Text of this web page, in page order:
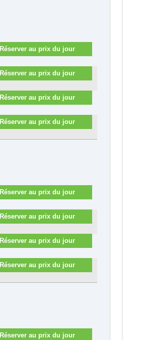
Réserver au prix du jour
Réserver au prix du jour
Réserver au prix du jour
Réserver au prix du jour
Réserver au prix du jour
Réserver au prix du jour
Réserver au prix du jour
Réserver au prix du jour
Réserver au prix du jour